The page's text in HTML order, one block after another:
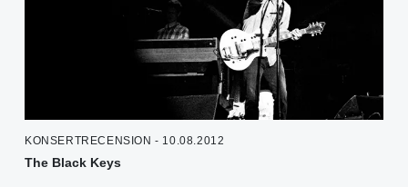
KONSERTRECENSION - 10.08.2012
The Black Keys